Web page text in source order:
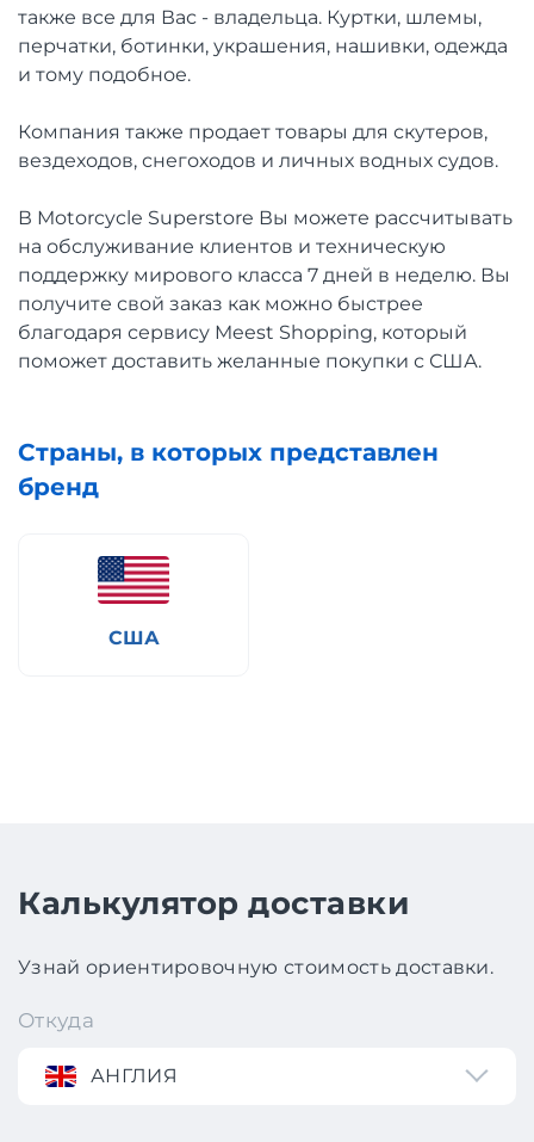
также все для Вас - владельца. Куртки, шлемы,
перчатки, ботинки, украшения, нашивки, одежда
и тому подобное.
Компания также продает товары для скутеров,
вездеходов, снегоходов и личных водных судов.
В Motorcycle Superstore Вы можете рассчитывать
на обслуживание клиентов и техническую
поддержку мирового класса 7 дней в неделю. Вы
получите свой заказ как можно быстрее
благодаря сервису Meest Shopping, который
поможет доставить желанные покупки с США.
Страны, в которых представлен
бренд
США
Калькулятор доставки
Узнай ориентировочную стоимость доставки.
Откуда
АНГЛИЯ